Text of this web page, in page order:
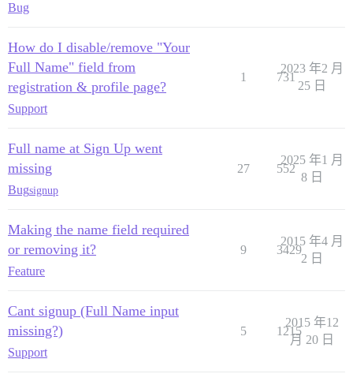
Bug
How do I disable/remove "Your
Full Name" field from
registration & profile page?
Support
1 731
2023 年2 月
25 日
Full name at Sign Up went
missing
Bugsignup
27 552
2025 年1 月
8 日
Making the name field required
or removing it?
Feature
9 3429
2015 年4 月
2 日
Cant signup (Full Name input
missing?)
Support
5 1215
2015 年12
月 20 日